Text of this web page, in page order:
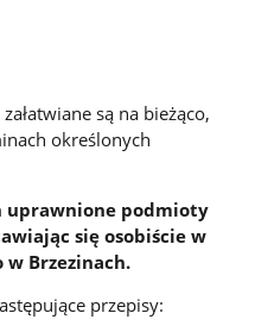
są na bieżąco,
określonych
uprawnione podmioty
się osobiście w
w Brzezinach.
przepisy: